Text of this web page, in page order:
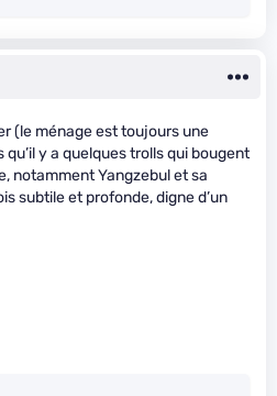
(le ménage est toujours une
y a quelques trolls qui bougent
notamment Yangzebul et sa
subtile et profonde, digne d’un